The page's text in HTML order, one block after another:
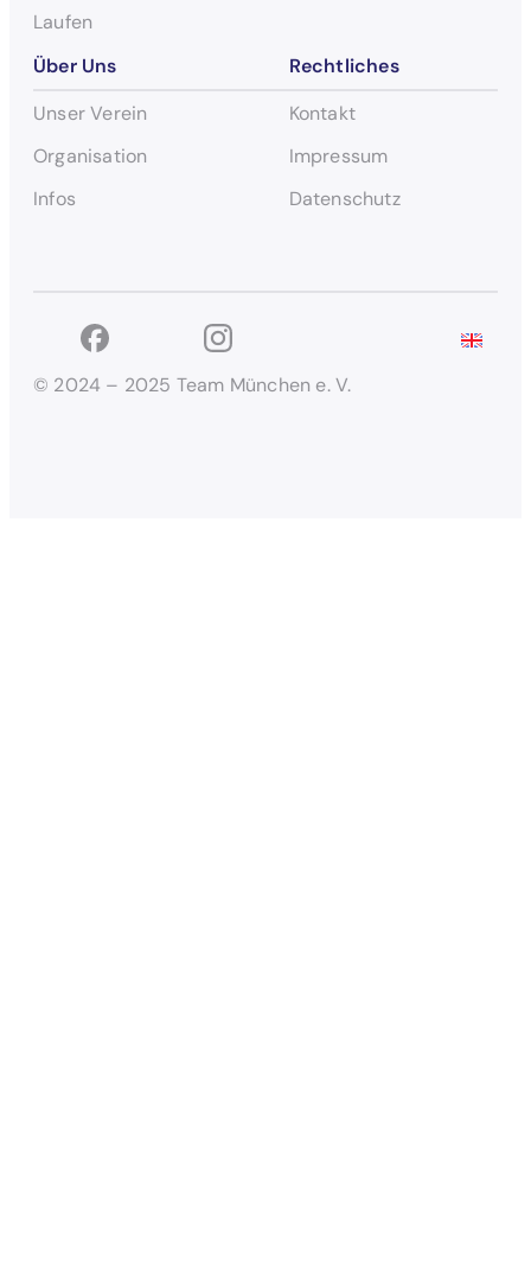
Laufen
Über Uns
Unser Verein
Organisation
Infos
Rechtliches
Kontakt
Impressum
Datenschutz
© 2024 – 2025 Team München e. V.